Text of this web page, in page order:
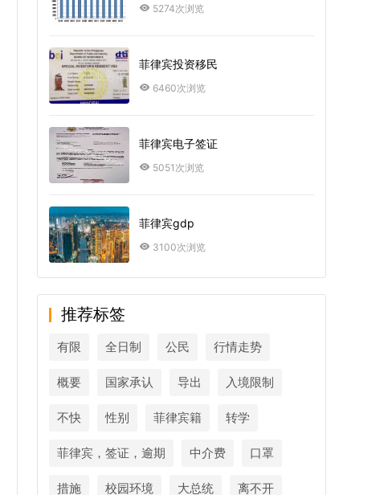
5274次浏览
菲律宾投资移民
6460次浏览
菲律宾电子签证
5051次浏览
菲律宾gdp
3100次浏览
推荐标签
有限 全日制 公民 行情走势
概要 国家承认 导出 入境限制
不快 性别 菲律宾籍 转学
菲律宾，签证，逾期 中介费 口罩
措施 校园环境 大总统 离不开